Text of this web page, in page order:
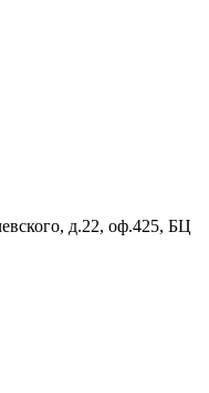
д.22, оф.425, БЦ